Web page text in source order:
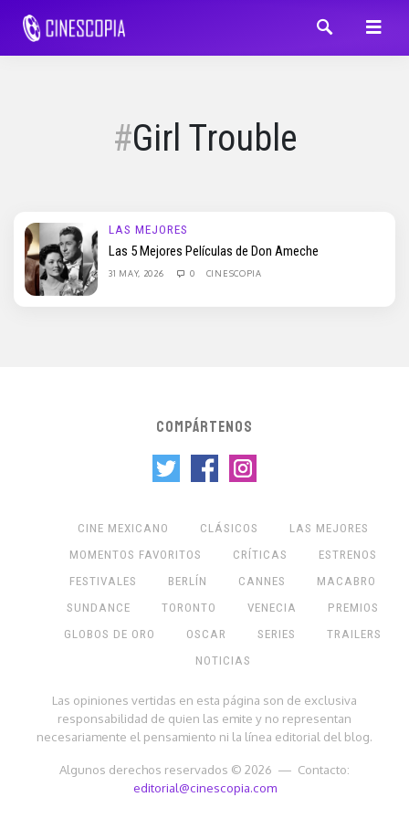
Girl Trouble
LAS MEJORES
Las 5 Mejores Películas de Don Ameche
31 MAY, 2026 0 CINESCOPIA
COMPÁRTENOS
CINE MEXICANO CLÁSICOS
LAS MEJORES
MOMENTOS FAVORITOS
CRÍTICAS
ESTRENOS
FESTIVALES
BERLÍN CANNES
MACABRO
SUNDANCE
TORONTO VENECIA
PREMIOS
GLOBOS DE ORO
OSCAR SERIES
TRAILERS
NOTICIAS
Las opiniones vertidas en esta página son de exclusiva
responsabilidad de quien las emite y no representan
necesariamente el pensamiento ni la línea editorial del blog.
Algunos derechos reservados © 2026 — Contacto:
editorial@cinescopia.com